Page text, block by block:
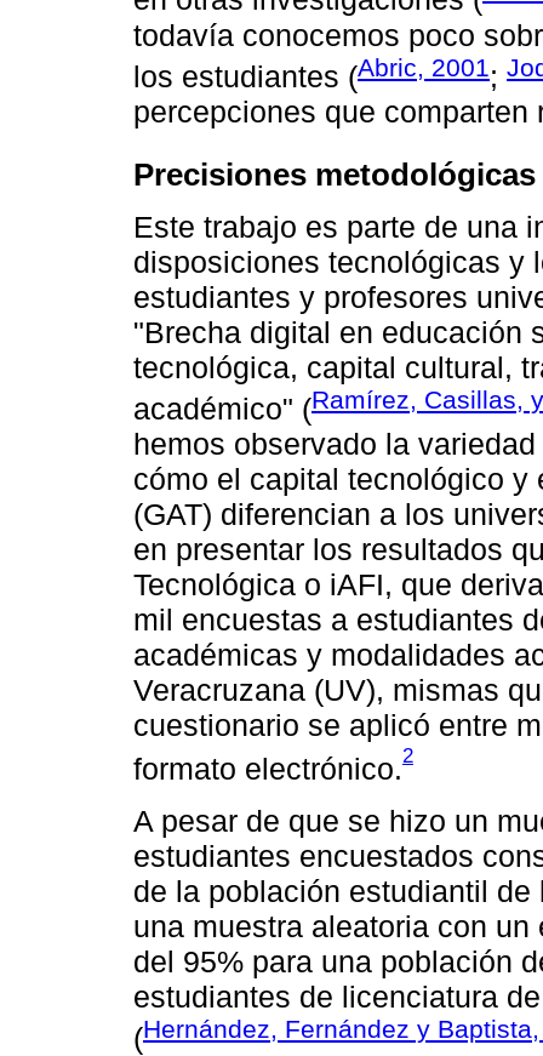
todavía conocemos poco
los estudiantes (Abric, 2001 ;
percepciones que comparten
Precisiones metodológicas
Este trabajo es parte de una
disposiciones tecnológicas y
estudiantes y profesores
"Brecha digital en educación
tecnológica, capital cultural,
académico" (Ramírez, Casillas,
hemos observado la
cómo el capital tecnológico
(GAT) diferencian a los
en presentar los resultados
Tecnológica o iAFI, que
mil encuestas a estudiantes
académicas y modalidades
Veracruzana (UV), mismas
cuestionario se aplicó entre
formato electrónico.2
A pesar de que se hizo un
estudiantes encuestados
de la población estudiantil
una muestra aleatoria con
del 95% para una población
estudiantes de licenciatura
(Hernández, Fernández y